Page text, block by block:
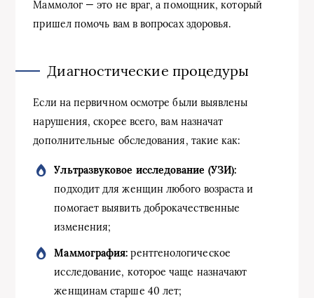
Маммолог — это не враг, а помощник, который
пришел помочь вам в вопросах здоровья.
Диагностические процедуры
Если на первичном осмотре были выявлены
нарушения, скорее всего, вам назначат
дополнительные обследования, такие как:
Ультразвуковое исследование (УЗИ):
подходит для женщин любого возраста и
помогает выявить доброкачественные
изменения;
Маммография: рентгенологическое
исследование, которое чаще назначают
женщинам старше 40 лет;